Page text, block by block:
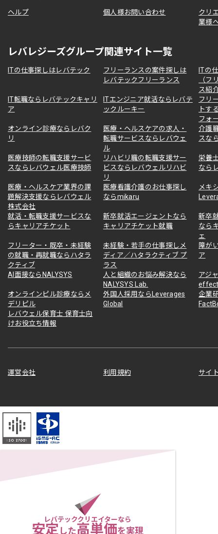
ヘルプ 個人様お問い合わせ
クリ
業様
レバレジーズグループ関連サイト一覧
ITの仕事探しはレバテック
フリーランスの案件探しは
レバテックフリーランス
ITの
（フ
ス紹
IT転職ならレバテックキャリ
ア
ITエンジニア就活ならレバテ
ックルーキー
フリ
トす
フォ
オンライン診療ならレバク
リ
医療・ヘルスケアの求人・
転職サービスならレバウェ
ル
介護
スな
医療技師の転職支援サービ
スならレバウェル医療技師
リハビリ職の転職支援サー
ビスならレバウェルリハビ
リ
栄養
なら
医療・ヘルスケア業界の課
題解決支援ならレバウェル
株式会社
医療看護介護のお仕事探し
ならmikaru
メキ
就活・転職支援サービスな
らキャリアチケット
新卒就活エージェントなら
キャリアチケット就職
新卒
なら
ェ
フリーター・既卒・未経験
の就職・再就職ならハタラ
クティブ
未経験・若手の仕事探しメ
ディア／ハタラクティブ プ
ラス
障が
ア
AI面接ならNALYSYS
人と組織のお悩み解決なら
NALYSYS Lab.
アジ
オンラインピル診療ならメ
デリピル
外国人採用ならLeverages
Global
企業
レバウェル保育士 保育士向
けお役立ち情報
運営会社 利用規約 サイ
レバテッククリエイターなら
安定した高単価を実現